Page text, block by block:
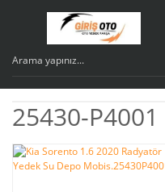
25430-P4001